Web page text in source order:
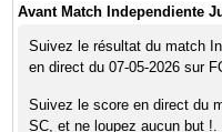
Avant Match Independiente
Suivez le résultat du match
en direct du 07-05-2026 sur
Suivez le score en direct du
SC, et ne loupez aucun but